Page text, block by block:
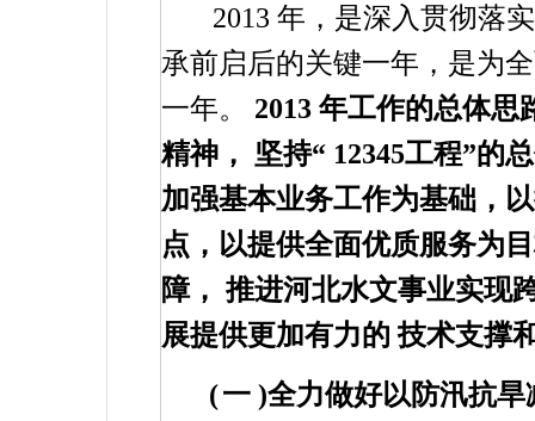
2013 年，是深入贯彻落
承前启后的关键一年，是为
一年。
2013 年工作的总体思
精神，
坚持“ 12345工程”的
加强基本业务工作为基础，
点，以提供全面优质服务为
障， 推进河北水文事业实现
展提供更加有力的 技术支撑
(一 )全力做好以防汛抗